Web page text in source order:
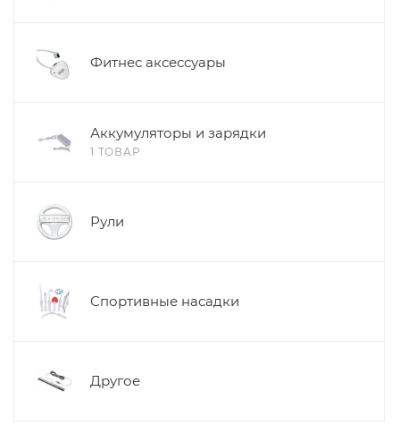
Фитнес аксессуары
Аккумуляторы и зарядки
1 ТОВАР
Рули
Спортивные насадки
Другое